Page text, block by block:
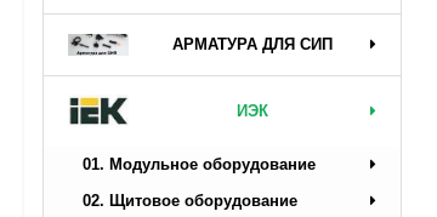
АРМАТУРА ДЛЯ СИП
ИЭК
01. Модульное оборудование
02. Щитовое оборудование